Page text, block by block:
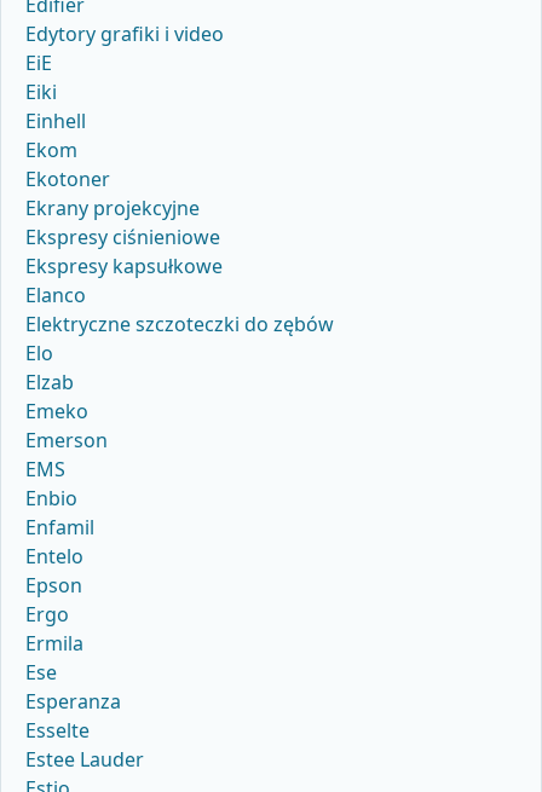
Edytory grafiki i video
EiE
Eiki
Einhell
Ekom
Ekotoner
Ekrany projekcyjne
Ekspresy ciśnieniowe
Ekspresy kapsułkowe
Elanco
Elektryczne szczoteczki do zębów
Elo
Elzab
Emeko
Emerson
EMS
Enbio
Enfamil
Entelo
Epson
Ergo
Ermila
Ese
Esperanza
Esselte
Estee Lauder